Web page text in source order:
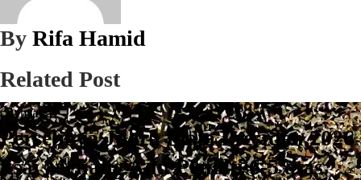
By Rifa Hamid
Related Post
Olahraga
Persebaya Juara Piala Presiden 2026
usai Menang Adu Penalti 6-5 atas